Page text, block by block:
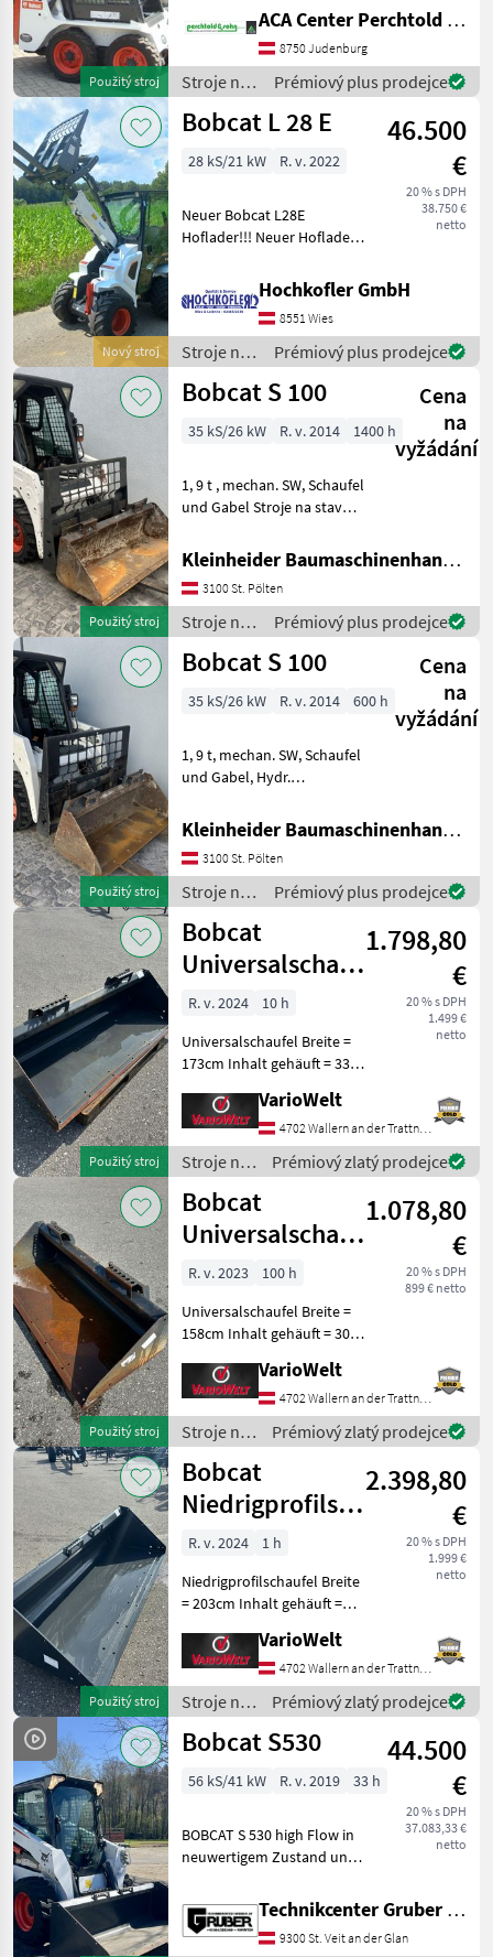
Schäffer
Grizzly
Weidemann
Gehl
Manitou
Zobrazit
všech
27
MODEL
S
100
S450
S530
T450
MARKETPLACE
Marketplace
Nabídky
prodejců
Inzeráty
Použitý stroj
Erdschaufel 1, 20m +
Palettengabel Palivo: Stroje
na stavbu Kompaktný
nakladač
ACA Center Perchtold - Perchtold & Sohn GmbH
8750 Judenburg
Stroje na
stavbu /
Bobcat
Prémiový plus prodejce
Nový stroj
Bobcat L 28 E
46.500
€
20 % s DPH
38.750 €
netto
28 kS/21 kW R. v. 2022
Neuer Bobcat L28E
Hoflader!!! Neuer Hoflader
Heizung - Joystick -
Klimaanlage -Palettengabel
hydraulische
Geräteverriegelung Probe
Hochkofler GmbH
8551 Wies
Stroje na
stavbu /
Bobcat
Prémiový plus prodejce
Použitý stroj
Bobcat S 100
Cena
na
vyžádání
35 kS/26 kW R. v. 2014 1400 h
1, 9 t , mechan. SW, Schaufel
und Gabel Stroje na stavbu
Kleinheider Baumaschinenhandel GmbH.
3100 St. Pölten
Stroje na
stavbu /
Bobcat
Prémiový plus prodejce
Použitý stroj
Bobcat S 100
Cena
na
vyžádání
35 kS/26 kW R. v. 2014 600 h
1, 9 t, mechan. SW, Schaufel
und Gabel, Hydr.
stavbu Kompaktný
nakladač
Kleinheider Baumaschinenhandel GmbH.
3100 St. Pölten
Stroje na
stavbu /
Bobcat
Prémiový plus prodejce
Použitý stroj
Bobcat
Universalschaufel
173cm
1.798,80
€
20 % s DPH
1.499 €
netto
R. v. 2024
10 h
Universalschaufel Breite =
173cm Inhalt gehäuft = 330l
Stroje na stavbu
Kompaktný nakladač
VarioWelt
4702 Wallern an der Trattnach
Stroje na
stavbu /
Bobcat
Prémiový zlatý prodejce
Použitý stroj
Bobcat
Universalschaufel
158cm
1.078,80
€
20 % s DPH
899 € netto
R. v. 2023
100 h
Universalschaufel Breite =
158cm Inhalt gehäuft = 300l
Stroje na stavbu
Kompaktný nakladač
VarioWelt
4702 Wallern an der Trattnach
Stroje na
stavbu /
Bobcat
Prémiový zlatý prodejce
Použitý stroj
Bobcat
Niedrigprofilschaufel
203cm
2.398,80
€
20 % s DPH
1.999 €
netto
R. v. 2024
1 h
Niedrigprofilschaufel Breite
= 203cm Inhalt gehäuft =
54cm Stroje na stavbu
Kompaktný nakladač
VarioWelt
4702 Wallern an der Trattnach
Stroje na
stavbu /
Bobcat
Prémiový zlatý prodejce
Bobcat S530
44.500
€
20 % s DPH
37.083,33 €
netto
56 kS/41 kW R. v. 2019 33 h
BOBCAT S 530 high Flow in
neuwertigem Zustand und
Verkaufspreis neu: 60.000 €
inkl. * Kubota Motor ! * High
flow Hydraulik * 1823 kg
Technikcenter Gruber GmbH
9300 St. Veit an der Glan